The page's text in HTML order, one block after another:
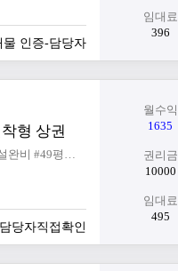
물 인증-담당자
임대료
396
형 상권
#월순수익1635만원 #월매출5600만원 #완성형매장 #프랜차이즈한식 #즉시운영가능 #시설완비 #49평매장 #안정적인수익 #고양시덕양구
당자직접확인
월수익
1635
권리금
10000
임대료
495